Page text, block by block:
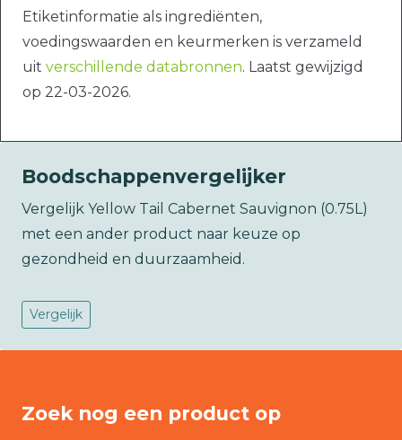
Etiketinformatie als ingrediënten,
voedingswaarden en keurmerken is verzameld
uit verschillende databronnen. Laatst gewijzigd
op 22-03-2026.
Boodschappenvergelijker
Vergelijk Yellow Tail Cabernet Sauvignon (0.75L)
met een ander product naar keuze op
gezondheid en duurzaamheid.
Vergelijk
Zoek nog een product op